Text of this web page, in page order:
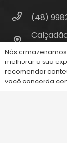
(48)
Nós
melhorar a sua
recomendar
você concorda